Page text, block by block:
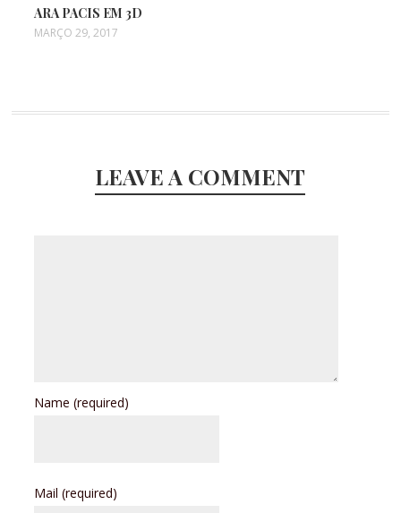
ARA PACIS EM 3D
MARÇO 29, 2017
LEAVE A COMMENT
Name(required)
Mail(required)